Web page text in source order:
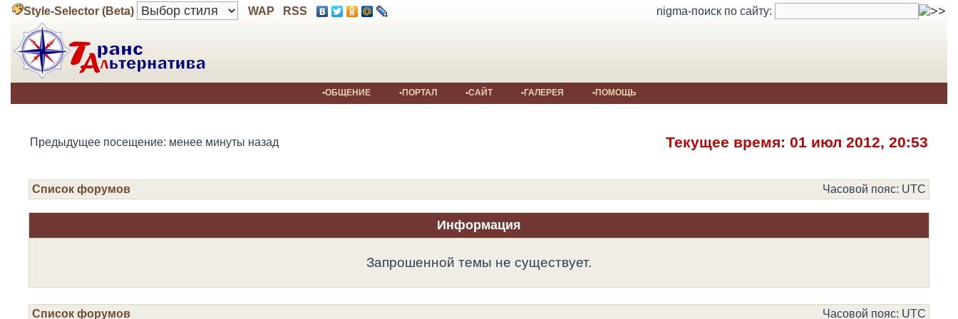
Style-Selector (Beta) WAP RSS nigma-поиск по сайту:
•ОБЩЕНИЕ •ПОРТАЛ •САЙТ •ГАЛЕРЕЯ •ПОМОЩЬ
Предыдущее посещение: менее минуты назад Текущее время: 01 июл 2012, 20:53
Список форумов Часовой пояс: UTC
Информация
Запрошенной темы не существует.
Список форумов Часовой пояс: UTC